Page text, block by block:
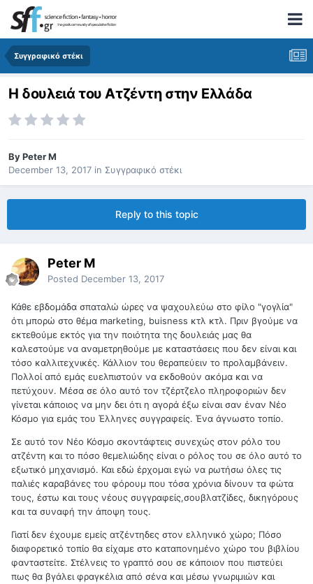
Συγγραφικό στέκι
Η δουλειά του Ατζέντη στην Ελλάδα
ByPeter M
December 13, 2017 in Συγγραφικό στέκι
Reply to this topic
Peter M
Posted December 13, 2017
Κάθε εβδομάδα σπαταλώ ώρες να ψαχουλεύω στο φίλο "γογλία"
ότι μπορώ στο θέμα marketing, buisness κτλ κτλ. Πριν βγούμε να
εκτεθούμε εκτός για την ποιότητα της δουλειάς μας θα
καλεστούμε να αναμετρηθούμε με καταστάσεις που δεν είναι και
τόσο καλλιτεχνικές. Κάλλιον του θεραπεύειν το προλαμβάνειν.
Πολλοί από εμάς ευελπιστούν να εκδοθούν ακόμα και να
πετύχουν. Μέσα σε όλο αυτό τον τζέρτζελο πληροφοριών δεν
γίνεται κάποιος να μην δει ότι η αγορά έξω είναι σαν έναν Νέο
Κόσμο για εμάς του Έλληνες συγγραφείς. Ένα άγνωστο τοπίο.
Σε αυτό τον Νέο Κόσμο σκοντάφτεις συνεχώς στον ρόλο του
ατζέντη και το πόσο θεμελιώδης είναι ο ρόλος του σε όλο αυτό το
εξωτικό μηχανισμό. Και εδώ έρχομαι εγώ να ρωτήσω όλες τις
παλιές καραβάνες του φόρουμ που τόσα χρόνια δίνουν τα φώτα
τους, έστω και τους νέους συγγραφείς,σουβλατζίδες, δικηγόρους
και τα συναφή την άποψη τους.
Γιατί δεν έχουμε εμείς ατζέντηδες στον ελληνικό χώρο; Πόσο
διαφορετικό τοπίο θα είχαμε στο καταπονημένο χώρο του βιβλίου
φανταστείτε. Στέλνεις το γραπτό σου σε κάποιον που πιστεύει
πως θα βγάλει φραγκέλια από σένα και μέσω γνωριμιών και